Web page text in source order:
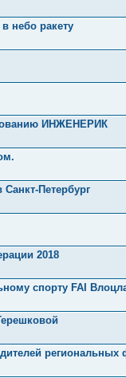
небо ракету
ИНЖЕНЕРИК
Санкт-Петербург
2018
спорту FAI
региональных